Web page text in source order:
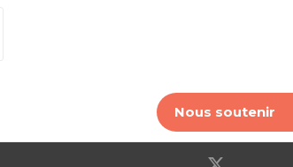
Nous soutenir